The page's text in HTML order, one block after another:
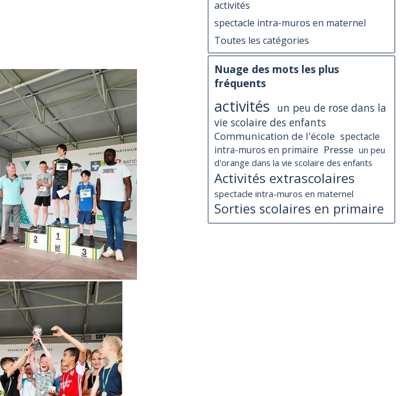
activités
spectacle intra-muros en maternel
Toutes les catégories
Nuage des mots les plus
fréquents
activités
un peu de rose dans la
vie scolaire des enfants
Communication de l'école spectacle
intra-muros en primaire Presse un peu
d'orange dans la vie scolaire des enfants
Activités extrascolaires
spectacle intra-muros en maternel
Sorties scolaires en primaire